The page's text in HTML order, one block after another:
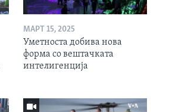
МАРТ 15, 2025
Уметноста добива нова
форма со вештачката
интелигенција